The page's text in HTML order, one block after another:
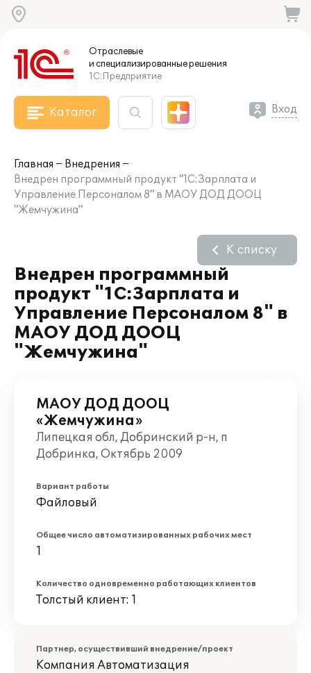
Отраслевые
и специализированныерешения
1С:Предприятие
Каталог Вход
Главная
Внедрения
Внедрен программный продукт "1С:Зарплата и
Управление Персоналом 8" в МАОУ ДОД ДООЦ
"Жемчужина"
Внедрен программный
продукт "1С:Зарплата и
Управление Персоналом 8" в
МАОУ ДОД ДООЦ
"Жемчужина"
К списку
МАОУ ДОД ДООЦ
«Жемчужина»
Липецкая обл, Добринский р-н, п
Добринка, Октябрь 2009
Вариант работы
Файловый
Общее число автоматизированных рабочих мест
1
Количество одновременно работающих клиентов
Толстый клиент: 1
Партнер, осуществивший внедрение/проект
Компания Автоматизация